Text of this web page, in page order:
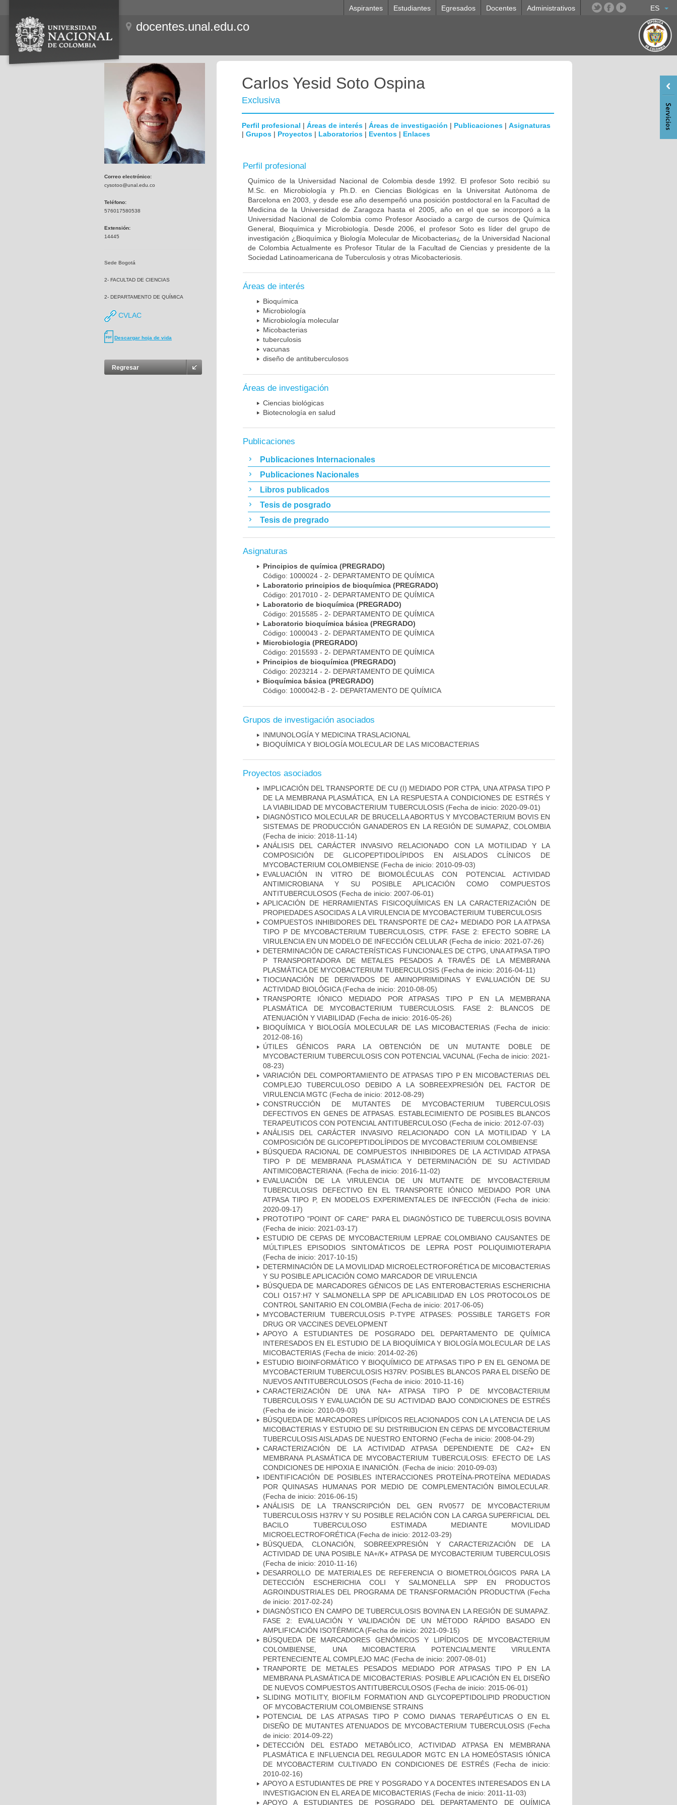
ES
Aspirantes Estudiantes Egresados Docentes Administrativos
docentes.unal.edu.co
Correo electrónico:
cysotoo@unal.edu.co
Teléfono:
576017580538
Extensión:
14445
Sede Bogotá
2- FACULTAD DE CIENCIAS
2- DEPARTAMENTO DE QUÍMICA
CVLAC
Descargar hoja de vida
Regresar
Carlos Yesid Soto Ospina
Exclusiva
Perfil profesional | Áreas de interés | Áreas de investigación | Publicaciones | Asignaturas
| Grupos | Proyectos | Laboratorios | Eventos | Enlaces
Perfil profesional
Químico de la Universidad Nacional de Colombia desde 1992. El profesor Soto recibió su
M.Sc. en Microbiología y Ph.D. en Ciencias Biológicas en la Universitat Autònoma de
Barcelona en 2003, y desde ese año desempeñó una posición postdoctoral en la Facultad de
Medicina de la Universidad de Zaragoza hasta el 2005, año en el que se incorporó a la
Universidad Nacional de Colombia como Profesor Asociado a cargo de cursos de Química
General, Bioquímica y Microbiología. Desde 2006, el profesor Soto es líder del grupo de
investigación ¿Bioquímica y Biología Molecular de Micobacterias¿ de la Universidad Nacional
de Colombia Actualmente es Profesor Titular de la Facultad de Ciencias y presidente de la
Sociedad Latinoamericana de Tuberculosis y otras Micobacteriosis.
Áreas de interés
Bioquímica
Microbiología
Microbiología molecular
Micobacterias
tuberculosis
vacunas
diseño de antituberculosos
Áreas de investigación
Ciencias biológicas
Biotecnología en salud
Publicaciones
Publicaciones Internacionales
Publicaciones Nacionales
Libros publicados
Tesis de posgrado
Tesis de pregrado
Asignaturas
Principios de química (PREGRADO)
Código: 1000024 - 2- DEPARTAMENTO DE QUÍMICA
Laboratorio principios de bioquímica (PREGRADO)
Código: 2017010 - 2- DEPARTAMENTO DE QUÍMICA
Laboratorio de bioquímica (PREGRADO)
Código: 2015585 - 2- DEPARTAMENTO DE QUÍMICA
Laboratorio bioquímica básica (PREGRADO)
Código: 1000043 - 2- DEPARTAMENTO DE QUÍMICA
Microbiologia (PREGRADO)
Código: 2015593 - 2- DEPARTAMENTO DE QUÍMICA
Principios de bioquímica (PREGRADO)
Código: 2023214 - 2- DEPARTAMENTO DE QUÍMICA
Bioquímica básica (PREGRADO)
Código: 1000042-B - 2- DEPARTAMENTO DE QUÍMICA
Grupos de investigación asociados
INMUNOLOGÍA Y MEDICINA TRASLACIONAL
BIOQUÍMICA Y BIOLOGÍA MOLECULAR DE LAS MICOBACTERIAS
Proyectos asociados
IMPLICACIÓN DEL TRANSPORTE DE CU (I) MEDIADO POR CTPA, UNA ATPASA TIPO P
DE LA MEMBRANA PLASMÁTICA, EN LA RESPUESTA A CONDICIONES DE ESTRÉS Y
LA VIABILIDAD DE MYCOBACTERIUM TUBERCULOSIS (Fecha de inicio: 2020-09-01)
DIAGNÓSTICO MOLECULAR DE BRUCELLA ABORTUS Y MYCOBACTERIUM BOVIS EN
SISTEMAS DE PRODUCCIÓN GANADEROS EN LA REGIÓN DE SUMAPAZ, COLOMBIA
(Fecha de inicio: 2018-11-14)
ANÁLISIS DEL CARÁCTER INVASIVO RELACIONADO CON LA MOTILIDAD Y LA
COMPOSICIÓN DE GLICOPEPTIDOLÍPIDOS EN AISLADOS CLÍNICOS DE
MYCOBACTERIUM COLOMBIENSE (Fecha de inicio: 2010-09-03)
EVALUACIÓN IN VITRO DE BIOMOLÉCULAS CON POTENCIAL ACTIVIDAD
ANTIMICROBIANA Y SU POSIBLE APLICACIÓN COMO COMPUESTOS
ANTITUBERCULOSOS (Fecha de inicio: 2007-06-01)
APLICACIÓN DE HERRAMIENTAS FISICOQUÍMICAS EN LA CARACTERIZACIÓN DE
PROPIEDADES ASOCIDAS A LA VIRULENCIA DE MYCOBACTERIUM TUBERCULOSIS
COMPUESTOS INHIBIDORES DEL TRANSPORTE DE CA2+ MEDIADO POR LA ATPASA
TIPO P DE MYCOBACTERIUM TUBERCULOSIS, CTPF. FASE 2: EFECTO SOBRE LA
VIRULENCIA EN UN MODELO DE INFECCIÓN CELULAR (Fecha de inicio: 2021-07-26)
DETERMINACIÓN DE CARACTERÍSTICAS FUNCIONALES DE CTPG, UNA ATPASA TIPO
P TRANSPORTADORA DE METALES PESADOS A TRAVÉS DE LA MEMBRANA
PLASMÁTICA DE MYCOBACTERIUM TUBERCULOSIS (Fecha de inicio: 2016-04-11)
TIOCIANACIÓN DE DERIVADOS DE AMINOPIRIMIDINAS Y EVALUACIÓN DE SU
ACTIVIDAD BIOLÓGICA(Fecha de inicio: 2010-08-05)
TRANSPORTE IÓNICO MEDIADO POR ATPASAS TIPO P EN LA MEMBRANA
PLASMÁTICA DE MYCOBACTERIUM TUBERCULOSIS. FASE 2: BLANCOS DE
ATENUACIÓN Y VIABILIDAD (Fecha de inicio: 2016-05-26)
BIOQUÍMICA Y BIOLOGÍA MOLECULAR DE LAS MICOBACTERIAS (Fecha de inicio:
2012-08-16)
ÚTILES GÉNICOS PARA LA OBTENCIÓN DE UN MUTANTE DOBLE DE
MYCOBACTERIUM TUBERCULOSIS CON POTENCIAL VACUNAL (Fecha de inicio: 2021-
08-23)
VARIACIÓN DEL COMPORTAMIENTO DE ATPASAS TIPO P EN MICOBACTERIAS DEL
COMPLEJO TUBERCULOSO DEBIDO A LA SOBREEXPRESIÓN DEL FACTOR DE
VIRULENCIA MGTC (Fecha de inicio: 2012-08-29)
CONSTRUCCIÓN DE MUTANTES DE MYCOBACTERIUM TUBERCULOSIS
DEFECTIVOS EN GENES DE ATPASAS. ESTABLECIMIENTO DE POSIBLES BLANCOS
TERAPEUTICOS CON POTENCIAL ANTITUBERCULOSO (Fecha de inicio: 2012-07-03)
ANÁLISIS DEL CARÁCTER INVASIVO RELACIONADO CON LA MOTILIDAD Y LA
COMPOSICIÓN DE GLICOPEPTIDOLÍPIDOS DE MYCOBACTERIUM COLOMBIENSE
BÚSQUEDA RACIONAL DE COMPUESTOS INHIBIDORES DE LA ACTIVIDAD ATPASA
TIPO P DE MEMBRANA PLASMÁTICA Y DETERMINACIÓN DE SU ACTIVIDAD
ANTIMICOBACTERIANA. (Fecha de inicio: 2016-11-02)
EVALUACIÓN DE LA VIRULENCIA DE UN MUTANTE DE MYCOBACTERIUM
TUBERCULOSIS DEFECTIVO EN EL TRANSPORTE IÓNICO MEDIADO POR UNA
ATPASA TIPO P, EN MODELOS EXPERIMENTALES DE INFECCIÓN (Fecha de inicio:
2020-09-17)
PROTOTIPO "POINT OF CARE" PARA EL DIAGNÓSTICO DE TUBERCULOSIS BOVINA
(Fecha de inicio: 2021-03-17)
ESTUDIO DE CEPAS DE MYCOBACTERIUM LEPRAE COLOMBIANO CAUSANTES DE
MÚLTIPLES EPISODIOS SINTOMÁTICOS DE LEPRA POST POLIQUIMIOTERAPIA
(Fecha de inicio: 2017-10-15)
DETERMINACIÓN DE LA MOVILIDAD MICROELECTROFORÉTICA DE MICOBACTERIAS
Y SU POSIBLE APLICACIÓN COMO MARCADOR DE VIRULENCIA
BÚSQUEDA DE MARCADORES GÉNICOS DE LAS ENTEROBACTERIAS ESCHERICHIA
COLI O157:H7 Y SALMONELLA SPP DE APLICABILIDAD EN LOS PROTOCOLOS DE
CONTROL SANITARIO EN COLOMBIA(Fecha de inicio: 2017-06-05)
MYCOBACTERIUM TUBERCULOSIS P-TYPE ATPASES: POSSIBLE TARGETS FOR
DRUG OR VACCINES DEVELOPMENT
APOYO A ESTUDIANTES DE POSGRADO DEL DEPARTAMENTO DE QUÍMICA
INTERESADOS EN EL ESTUDIO DE LA BIOQUÍMICA Y BIOLOGÍA MOLECULAR DE LAS
MICOBACTERIAS (Fecha de inicio: 2014-02-26)
ESTUDIO BIOINFORMÁTICO Y BIOQUÍMICO DE ATPASAS TIPO P EN EL GENOMA DE
MYCOBACTERIUM TUBERCULOSIS H37RV: POSIBLES BLANCOS PARA EL DISEÑO DE
NUEVOS ANTITUBERCULOSOS (Fecha de inicio: 2010-11-16)
CARACTERIZACIÓN DE UNA NA+ ATPASA TIPO P DE MYCOBACTERIUM
TUBERCULOSIS Y EVALUACIÓN DE SU ACTIVIDAD BAJO CONDICIONES DE ESTRÉS
(Fecha de inicio: 2010-09-03)
BÚSQUEDA DE MARCADORES LIPÍDICOS RELACIONADOS CON LA LATENCIA DE LAS
MICOBACTERIAS Y ESTUDIO DE SU DISTRIBUCION EN CEPAS DE MYCOBACTERIUM
TUBERCULOSIS AISLADAS DE NUESTRO ENTORNO (Fecha de inicio: 2008-04-29)
CARACTERIZACIÓN DE LA ACTIVIDAD ATPASA DEPENDIENTE DE CA2+ EN
MEMBRANA PLASMÁTICA DE MYCOBACTERIUM TUBERCULOSIS: EFECTO DE LAS
CONDICIONES DE HIPOXIA E INANICIÓN.
(Fecha de inicio: 2010-09-03)
IDENTIFICACIÓN DE POSIBLES INTERACCIONES PROTEÍNA-PROTEÍNA MEDIADAS
POR QUINASAS HUMANAS POR MEDIO DE COMPLEMENTACIÓN BIMOLECULAR.
(Fecha de inicio: 2016-06-15)
ANÁLISIS DE LA TRANSCRIPCIÓN DEL GEN RV0577 DE MYCOBACTERIUM
TUBERCULOSIS H37RV Y SU POSIBLE RELACIÓN CON LA CARGA SUPERFICIAL DEL
BACILO TUBERCULOSO ESTIMADA MEDIANTE MOVILIDAD
MICROELECTROFORÉTICA (Fecha de inicio: 2012-03-29)
BÚSQUEDA, CLONACIÓN, SOBREEXPRESIÓN Y CARACTERIZACIÓN DE LA
ACTIVIDAD DE UNA POSIBLE NA+/K+ ATPASA DE MYCOBACTERIUM TUBERCULOSIS
(Fecha de inicio: 2010-11-16)
DESARROLLO DE MATERIALES DE REFERENCIA O BIOMETROLÓGICOS PARA LA
DETECCIÓN ESCHERICHIA COLI Y SALMONELLA SPP EN PRODUCTOS
AGROINDUSTRIALES DEL PROGRAMA DE TRANSFORMACIÓN PRODUCTIVA(Fecha
de inicio: 2017-02-24)
DIAGNÓSTICO EN CAMPO DE TUBERCULOSIS BOVINA EN LA REGIÓN DE SUMAPAZ.
FASE 2: EVALUACIÓN Y VALIDACIÓN DE UN MÉTODO RÁPIDO BASADO EN
AMPLIFICACIÓN ISOTÉRMICA(Fecha de inicio: 2021-09-15)
BÚSQUEDA DE MARCADORES GENÓMICOS Y LIPÍDICOS DE MYCOBACTERIUM
COLOMBIENSE, UNA MICOBACTERIA POTENCIALMENTE VIRULENTA
PERTENECIENTE AL COMPLEJO MAC (Fecha de inicio: 2007-08-01)
TRANPORTE DE METALES PESADOS MEDIADO POR ATPASAS TIPO P EN LA
MEMBRANA PLASMÁTICA DE MICOBACTERIAS: POSIBLE APLICACIÓN EN EL DISEÑO
DE NUEVOS COMPUESTOS ANTITUBERCULOSOS (Fecha de inicio: 2015-06-01)
SLIDING MOTILITY, BIOFILM FORMATION AND GLYCOPEPTIDOLIPID PRODUCTION
OF MYCOBACTERIUM COLOMBIENSE STRAINS
POTENCIAL DE LAS ATPASAS TIPO P COMO DIANAS TERAPÉUTICAS O EN EL
DISEÑO DE MUTANTES ATENUADOS DE MYCOBACTERIUM TUBERCULOSIS (Fecha
de inicio: 2014-09-22)
DETECCIÓN DEL ESTADO METABÓLICO, ACTIVIDAD ATPASA EN MEMBRANA
PLASMÁTICA E INFLUENCIA DEL REGULADOR MGTC EN LA HOMEÓSTASIS IÓNICA
DE MYCOBACTERIM CULTIVADO EN CONDICIONES DE ESTRÉS (Fecha de inicio:
2010-02-16)
APOYO A ESTUDIANTES DE PRE Y POSGRADO Y A DOCENTES INTERESADOS EN LA
INVESTIGACION EN EL AREA DE MICOBACTERIAS (Fecha de inicio: 2011-11-03)
APOYO A ESTUDIANTES DE POSGRADO DEL DEPARTAMENTO DE QUÍMICA